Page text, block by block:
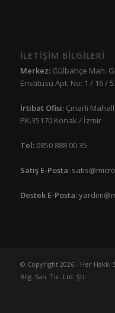
İLETİŞİM BİLGİLERİ
Merkez:Gülbahçe Mah.
Enstitüsü Apt. No: 1 / 16 /
İrtibat Ofisi: Çınarlı
PK.35170 Konak / İzmir
Tel:0850 888 00 35
Satış E-Posta:
Destek E-Posta:
© Copyright 2026 - Her Hakkı
Bilg. San. Tic. Ltd. Şti.